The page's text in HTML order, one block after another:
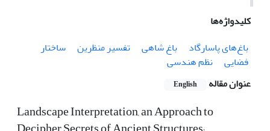
کلیدواژه‌ها
باغ‌های پاسارگاد
باغ شاهی تفسیر منظرین
ساختار
فضایی
نظم هندسی
عنوان مقاله
English
Landscape Interpretation, an Approach to